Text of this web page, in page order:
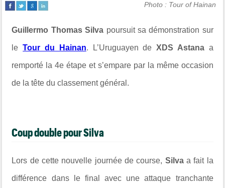
Photo : Tour of Hainan
Guillermo Thomas Silva poursuit sa démonstration sur
leTour du Hainan. L’Uruguayen deXDS Astana a
remporté la 4e étape et s’empare par la même occasion
de la tête du classement général.
Coup double pour Silva
Lors de cette nouvelle journée de course, Silva a fait la
différence dans le final avec une attaque tranchante